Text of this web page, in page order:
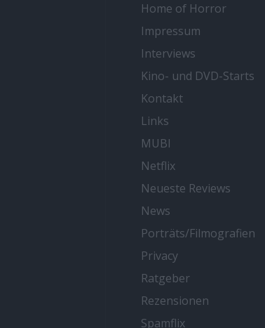
Home of Horror
Impressum
Interviews
Kino- und DVD-Starts
Kontakt
Links
MUBI
Netflix
Neueste Reviews
News
Porträts/Filmografien
Privacy
Ratgeber
Rezensionen
Spamflix